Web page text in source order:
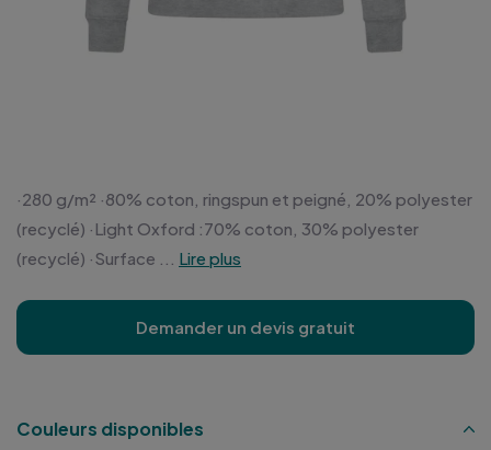
·280 g/m² ·80% coton, ringspun et peigné, 20% polyester
(recyclé) ·Light Oxford :70% coton, 30% polyester
(recyclé) ·Surface ...
Lire plus
Demander un devis gratuit
Couleurs disponibles